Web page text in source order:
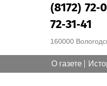
(8172) 72-
72-31-41
160000
О газете